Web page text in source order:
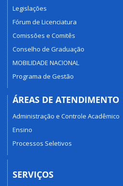
Legislações
Fórum de Licenciatura
Comissões e Comitês
Conselho de Graduação
MOBILIDADE NACIONAL
Programa de Gestão
ÁREAS DE ATENDIMENTO
Administração e Controle Acadêmico
Ensino
Processos Seletivos
SERVIÇOS